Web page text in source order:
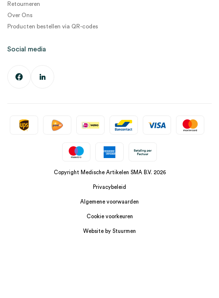
Retourneren
Over Ons
Producten bestellen via QR-codes
Social media
Copyright Medische Artikelen SMA B.V. 2026
Privacybeleid
Algemene voorwaarden
Cookie voorkeuren
Website by Stuurmen